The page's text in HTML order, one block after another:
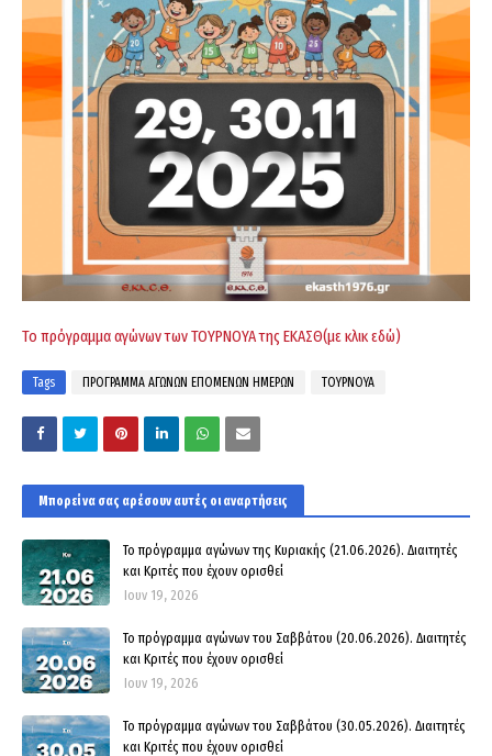
Το πρόγραμμα αγώνων των ΤΟΥΡΝΟΥΑ της ΕΚΑΣΘ(με κλικ εδώ)
Tags ΠΡΟΓΡΑΜΜΑ ΑΓΩΝΩΝ ΕΠΟΜΕΝΩΝ ΗΜΕΡΩΝ ΤΟΥΡΝΟΥΑ
Μπορεί να σας αρέσουν αυτές οι αναρτήσεις
Το πρόγραμμα αγώνων της Κυριακής (21.06.2026). Διαιτητές
και Κριτές που έχουν ορισθεί
Ιουν 19, 2026
Το πρόγραμμα αγώνων του Σαββάτου (20.06.2026). Διαιτητές
και Kριτές που έχουν ορισθεί
Ιουν 19, 2026
Το πρόγραμμα αγώνων του Σαββάτου (30.05.2026). Διαιτητές
και Kριτές που έχουν ορισθεί